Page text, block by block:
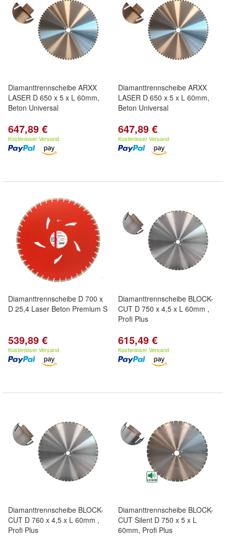
Diamanttrennscheibe ARXX
LASER D 650 x 5 x L 60mm,
Beton Universal
647,89 €
Kostenloser Versand
Diamanttrennscheibe ARXX
LASER D 650 x 5 x L 60mm,
Beton Universal
647,89 €
Kostenloser Versand
Diamanttrennscheibe D 700 x
D 25,4 Laser Beton Premium S
539,89 €
Kostenloser Versand
Diamanttrennscheibe BLOCK-
CUT D 750 x 4,5 x L 60mm ,
Profi Plus
615,49 €
Kostenloser Versand
Diamanttrennscheibe BLOCK-
CUT D 760 x 4,5 x L 60mm ,
Profi Plus
Diamanttrennscheibe BLOCK-
CUT Silent D 750 x 5 x L
60mm, Profi Plus